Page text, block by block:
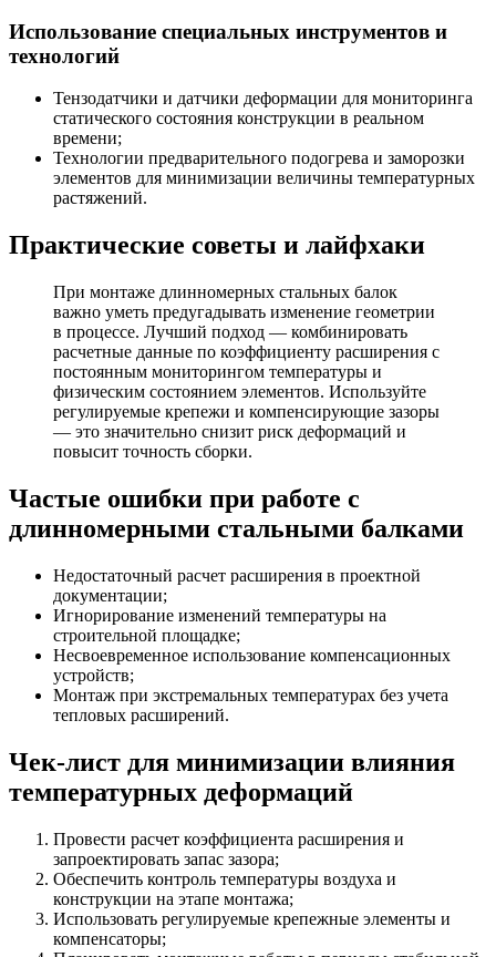
Использование специальных инструментов и
технологий
Тензодатчики и датчики деформации для мониторинга
статического состояния конструкции в реальном
времени;
Технологии предварительного подогрева и заморозки
элементов для минимизации величины температурных
растяжений.
Практические советы и лайфхаки
При монтаже длинномерных стальных балок
важно уметь предугадывать изменение геометрии
в процессе. Лучший подход — комбинировать
расчетные данные по коэффициенту расширения с
постоянным мониторингом температуры и
физическим состоянием элементов. Используйте
регулируемые крепежи и компенсирующие зазоры
— это значительно снизит риск деформаций и
повысит точность сборки.
Частые ошибки при работе с
длинномерными стальными балками
Недостаточный расчет расширения в проектной
документации;
Игнорирование изменений температуры на
строительной площадке;
Несвоевременное использование компенсационных
устройств;
Монтаж при экстремальных температурах без учета
тепловых расширений.
Чек-лист для минимизации влияния
температурных деформаций
Провести расчет коэффициента расширения и
запроектировать запас зазора;
Обеспечить контроль температуры воздуха и
конструкции на этапе монтажа;
Использовать регулируемые крепежные элементы и
компенсаторы;